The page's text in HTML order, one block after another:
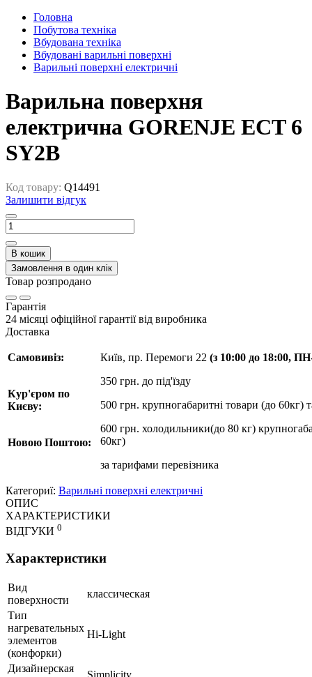
Головна
Побутова техніка
Вбудована техніка
Вбудовані варильні поверхні
Варильні поверхні електричні
Варильна поверхня
електрична GORENJE ECT 6
SY2B
Код товару: Q14491
Залишити відгук
В кошик
Замовлення в один клік
Товар розпродано
Гарантія
24 місяці офіційної гарантії від виробника
Доставка
Самовивіз:
Кур'єром по
Києву:
Новою Поштою:
Київ, пр. Перемоги 22 (з 10:00 до 18:00,
350 грн. до під'їзду
500 грн. крупногабаритні товари (до 60кг)
600 грн. холодильники(до 80 кг)
60кг)
за тарифами перевізника
Категориї: Варильні поверхні електричні
ОПИС
ХАРАКТЕРИСТИКИ
ВІДГУКИ 0
Характеристики
Вид
поверхности
классическая
Тип
нагревательных
элементов
(конфорки)
Hi-Light
Дизайнерская
Simplicity